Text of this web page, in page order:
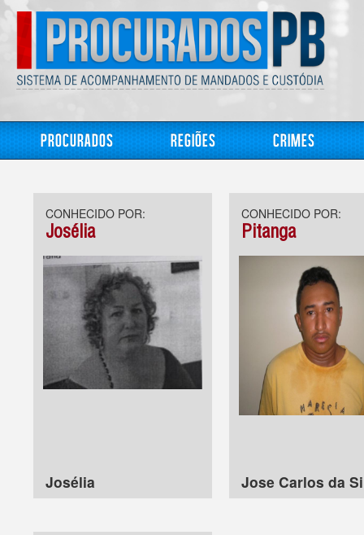
Procurados Regiões Crimes
CONHECIDO POR:
Josélia
Josélia
CONHECIDO POR:
Pitanga
Jose Carlos da